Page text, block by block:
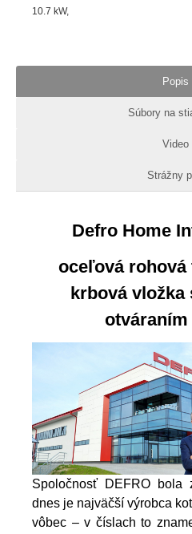
10.7 kW
Popis
Súbory na
Video
Strážny
Defro Home
oceľová rohová
krbová vložka
Spoločnosť DEFRO bola
dnes je najväčší výrobca
vôbec – v číslach to